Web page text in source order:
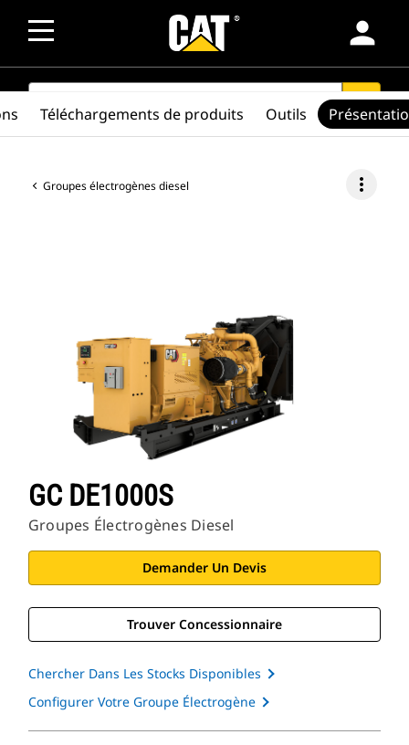
person
SEARCH search
Groupes électrogènes diesel more_vert
GC DE1000S
Groupes Électrogènes Diesel
Demander Un Devis
Trouver Concessionnaire
Chercher Dans Les Stocks Disponibles
Configurer Votre Groupe Électrogène
Téléchargements de produits Outils